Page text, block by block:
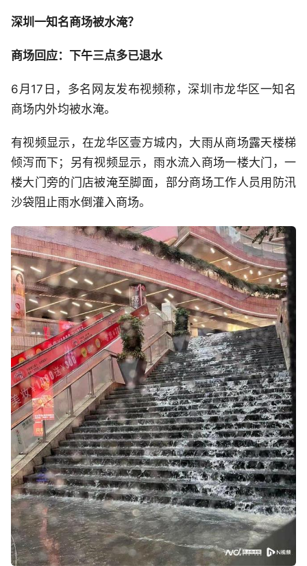
深圳一知名商场被水淹？
商场回应：下午三点多已退水
6月17日，多名网友发布视频称，深圳市龙华区一知名
商场内外均被水淹。
有视频显示，在龙华区壹方城内，大雨从商场露天楼梯
倾泻而下；另有视频显示，雨水流入商场一楼大门，一
楼大门旁的门店被淹至脚面，部分商场工作人员用防汛
沙袋阻止雨水倒灌入商场。